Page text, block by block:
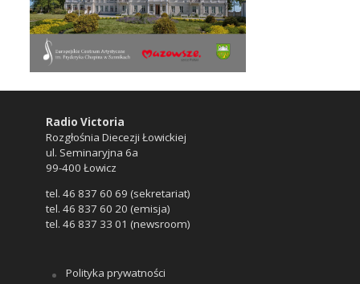
Radio Victoria
Rozgłośnia Diecezji Łowickiej
ul. Seminaryjna 6a
99-400 Łowicz
tel. 46 837 60 69 (sekretariat)
tel. 46 837 60 20 (emisja)
tel. 46 837 33 01 (newsroom)
Polityka prywatności